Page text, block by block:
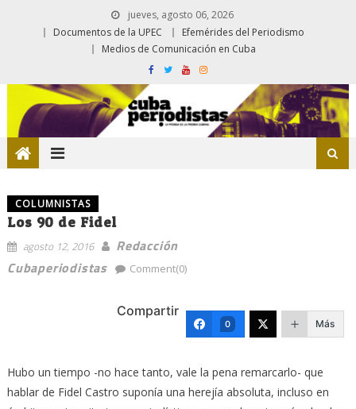
jueves, agosto 06, 2026
Documentos de la UPEC
Efemérides del Periodismo
Medios de Comunicación en Cuba
COLUMNISTAS
Los 90 de Fidel
agosto 12, 2016
Redacción
Cubaperiodistas
Comment(0)
Compartir
0 Más
Hubo un tiempo -no hace tanto, vale la pena remarcarlo- que
hablar de Fidel Castro suponía una herejía absoluta, incluso en